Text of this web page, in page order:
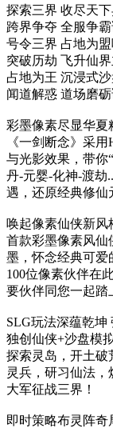
探索三界 收尽天
跨界争夺 全服争
号令三界 占地为
突破历劫 飞升仙
占地为王 沉浸式
闻道解惑 道场磨
彩墨像素尽显华夏
《一剑断念》采
与光影效果，带你
丹-元婴-化神-渡劫
遇，还原经典修仙
唤起像素仙侠新风
首款彩墨像素风仙
墨，怀念经典可爱
100位像素伙伴在
要伙伴同您一起踏
SLG玩法深蕴乾坤
独创仙侠+沙盘模
探索灵岛，开土破
灵兵，研习仙法
大军征战三界！
即时策略布灵阵